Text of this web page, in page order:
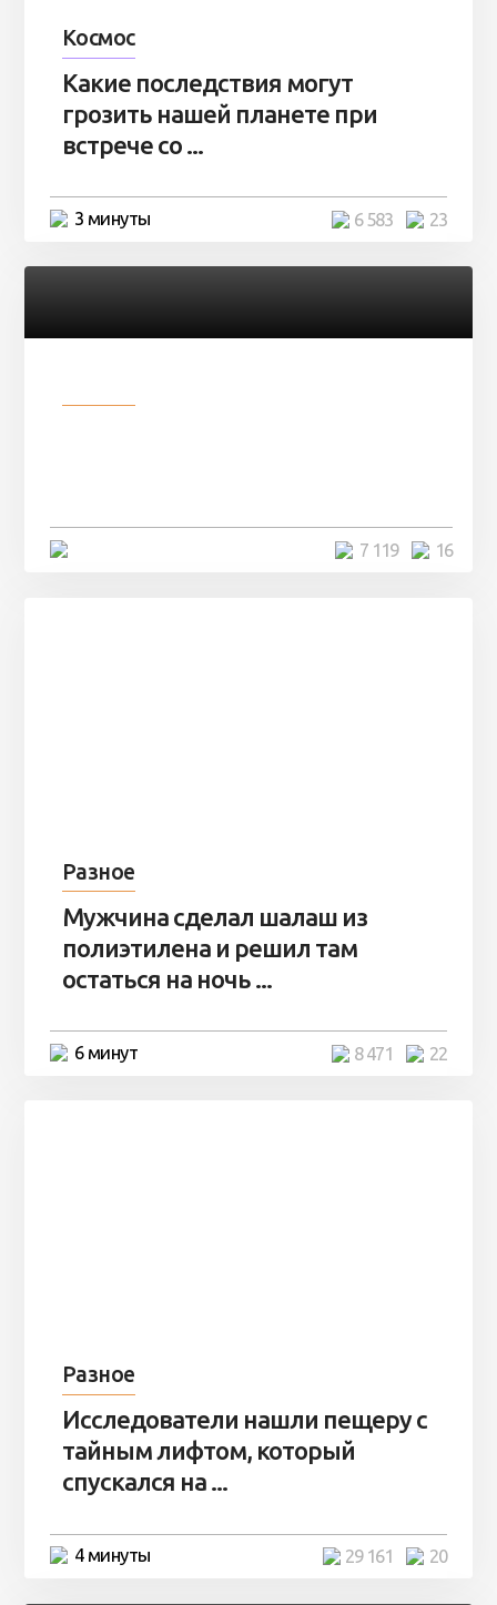
Космос
Какие последствия могут
грозить нашей планете при
встрече со ...
3 минуты 23
6 583
16
7 119
Разное
Мужчина сделал шалаш из
полиэтилена и решил там
остаться на ночь ...
6 минут 22
8 471
Разное
Исследователи нашли пещеру с
тайным лифтом, который
спускался на ...
4 минуты 20
29 161